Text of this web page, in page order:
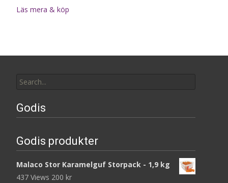
Läs mera & köp
for:
Godis
Godis produkter
Malaco Stor Karamelguf Storpack - 1,9 kg
437 Views 200 kr